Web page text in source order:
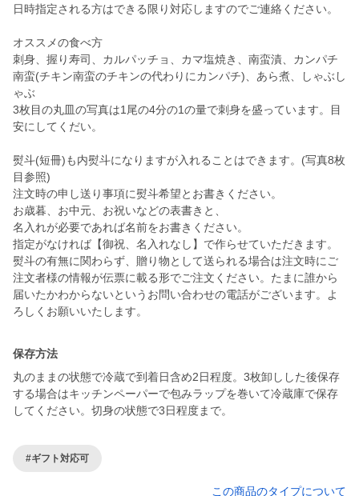
日時指定される方はできる限り対応しますのでご連絡ください。
オススメの食べ方
刺身、握り寿司、カルパッチョ、カマ塩焼き、南蛮漬、カンパチ
南蛮(チキン南蛮のチキンの代わりにカンパチ)、あら煮、しゃぶし
ゃぶ
3枚目の丸皿の写真は1尾の4分の1の量で刺身を盛っています。目
安にしてくだい。
熨斗(短冊)も内熨斗になりますが入れることはできます。(写真8枚
目参照)
注文時の申し送り事項に熨斗希望とお書きください。
お歳暮、お中元、お祝いなどの表書きと、
名入れが必要であれば名前をお書きください。
指定がなければ【御祝、名入れなし】で作らせていただきます。
熨斗の有無に関わらず、贈り物として送られる場合は注文時にご
注文者様の情報が伝票に載る形でご注文ください。たまに誰から
届いたかわからないというお問い合わせの電話がございます。よ
保存方法
丸のままの状態で冷蔵で到着日含め2日程度。3枚卸しした後保存
する場合はキッチンペーパーで包みラップを巻いて冷蔵庫で保存
してください。切身の状態で3日程度まで。
#ギフト対応可
この商品のタイプについて